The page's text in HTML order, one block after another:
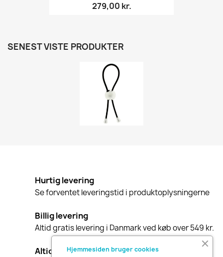
279,00 kr.
SENEST VISTE PRODUKTER
Hurtig levering
Se forventet leveringstid i produktoplysningerne
Billig levering
Altid gratis levering i Danmark ved køb over 549 kr.
Altid diskret indpakning
Hjemmesiden bruger cookies